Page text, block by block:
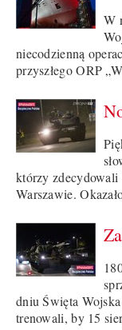
W
niecodzienną
przyszłego ORP
którzy zdecydowali
Warszawie.
dniu Święta
trenowali, by 15